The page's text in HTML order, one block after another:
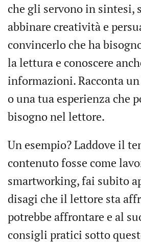
che gli servono in sintesi,
abbinare creatività e
convincerlo che ha
la lettura e conoscere
informazioni. Racconta
o una tua esperienza che
bisogno nel lettore.
Un esempio? Laddove il
contenuto fosse come
smartworking, fai subito
disagi che il lettore sta
potrebbe affrontare e al
consigli pratici sotto